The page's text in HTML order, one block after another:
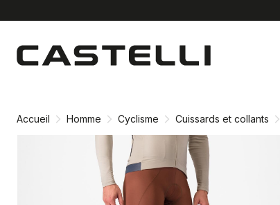
contenu
Accueil Homme Cyclisme Cuissards et collants